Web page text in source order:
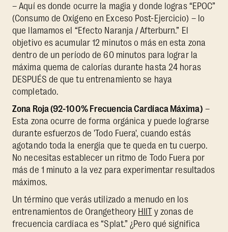
– Aquí es donde ocurre la magia y donde logras “EPOC”
(Consumo de Oxígeno en Exceso Post-Ejercicio) – lo
que llamamos el “Efecto Naranja / Afterburn.” El
objetivo es acumular 12 minutos o más en esta zona
dentro de un período de 60 minutos para lograr la
máxima quema de calorías durante hasta 24 horas
DESPUÉS de que tu entrenamiento se haya
completado.
Zona Roja (92-100% Frecuencia Cardíaca Máxima) –
Esta zona ocurre de forma orgánica y puede lograrse
durante esfuerzos de 'Todo Fuera', cuando estás
agotando toda la energía que te queda en tu cuerpo.
No necesitas establecer un ritmo de Todo Fuera por
más de 1 minuto a la vez para experimentar resultados
máximos.
Un término que verás utilizado a menudo en los
entrenamientos de Orangetheory HIITy zonas de
frecuencia cardíaca es “Splat.” ¿Pero qué significa